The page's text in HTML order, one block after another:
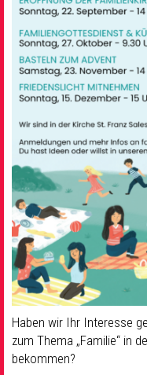
Haben wir Ihr Interesse
zum Thema „Familie“ in
bekommen?